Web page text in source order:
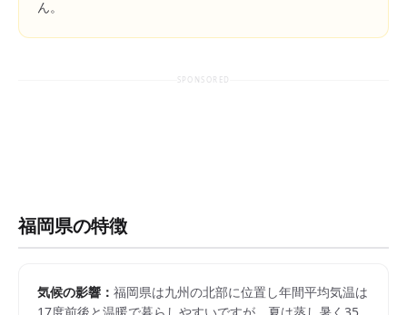
ん。
SPONSORED
福岡県の特徴
気候の影響： 福岡県は九州の北部に位置し年間平均気温は